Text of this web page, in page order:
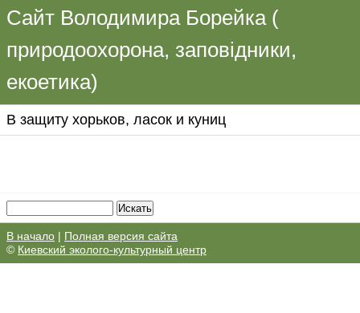
Сайт Володимира Борейка (
природоохорона, заповідники,
екоетика)
В защиту хорьков, ласок и куниц
В начало | Полная версия сайта
© Киевский эколого-культурный центр